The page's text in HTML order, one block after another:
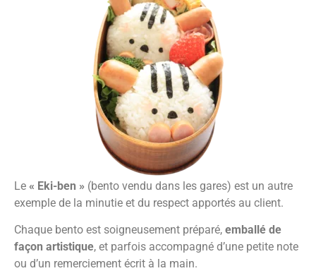
Le « Eki-ben » (bento vendu dans les gares) est un autre
exemple de la minutie et du respect apportés au client.
Chaque bento est soigneusement préparé, emballé de
façon artistique, et parfois accompagné d’une petite note
ou d’un remerciement écrit à la main.